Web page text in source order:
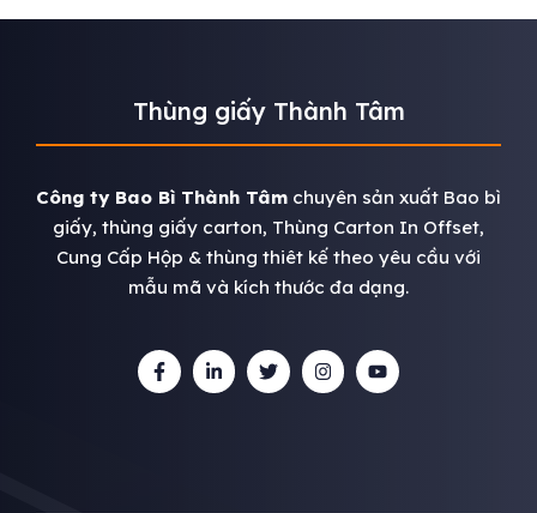
Thùng giấy Thành Tâm
Công ty Bao Bì Thành Tâm chuyên sản xuất Bao bì
giấy, thùng giấy carton, Thùng Carton In Offset,
Cung Cấp Hộp & thùng thiêt kế theo yêu cầu với
mẫu mã và kích thước đa dạng.